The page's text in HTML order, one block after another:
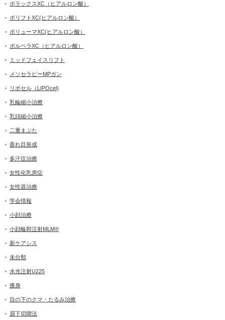
ボラックスXC（ヒアルロン酸）
ボリフトXC(ヒアルロン酸）
ボリューマXC(ヒアルロン酸）
ボルベラXC（ヒアルロン酸）
ミッドフェイスリフト
メソセラピーMPガン
リポセル（LIPOcel)
乳輪縮小治療
乳頭縮小治療
二重まぶた
垂れ目形成
多汗症治療
女性化乳房症
女性器治療
学会情報
小顔治療
小顔輪郭注射MLM®
新ケアシス
未分類
水光注射U225
痩身
目の下のクマ・たるみ治療
眉下切開法